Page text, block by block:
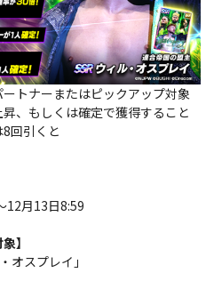
トナーまたはピックアップ対象
、もしくは確定で獲得すること
回引くと
12月13日8:59
】
オスプレイ」